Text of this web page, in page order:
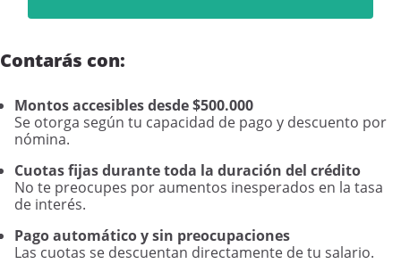
Contarás con:
Montos accesibles desde $500.000
Se otorga según tu capacidad de pago y descuento por
nómina.
Cuotas fijas durante toda la duración del crédito
No te preocupes por aumentos inesperados en la tasa
de interés.
Pago automático y sin preocupaciones
Las cuotas se descuentan directamente de tu salario.